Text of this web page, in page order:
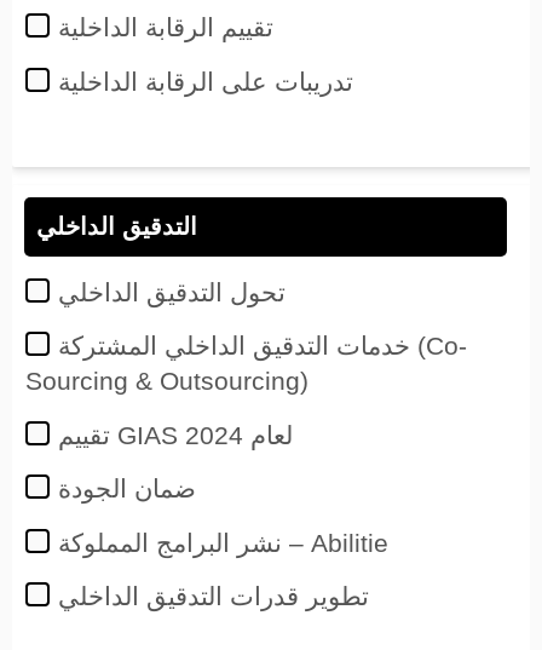
تقييم الرقابة الداخلية
تدريبات على الرقابة الداخلية
التدقيق الداخلي
تحول التدقيق الداخلي
خدمات التدقيق الداخلي المشتركة (Co-
Sourcing & Outsourcing)
تقييم GIAS لعام 2024
ضمان الجودة
نشر البرامج المملوكة – Abilitie
تطوير قدرات التدقيق الداخلي